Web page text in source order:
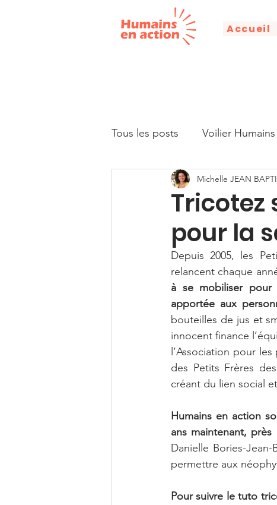
Accueil
Tous les posts Voilier
Droits humains
Discours
Rencontres Journée
Quizz Humains en action
Sinequanonrun Ils ont
Education Chiffres clefs
Droits des femmes
Tricotez
pour la
Michelle JEAN
Depuis 2005, les
relancent chaque
à se mobiliser pour
apportée aux
bouteilles de jus et
innocent finance
l’Association pour
des Petits Frères
créant du lien social
Humains en action
ans maintenant,
Danielle Bories-
permettre aux
Pour suivre le tuto